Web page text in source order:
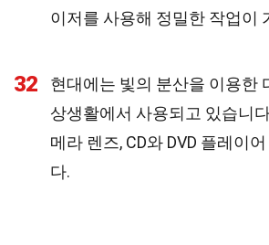
이저를 사용해 정밀한 작업이
32
현대에는 빛의 분산을 이용한
상생활에서 사용되고 있습니
메라 렌즈, CD와 DVD 플레이
다.